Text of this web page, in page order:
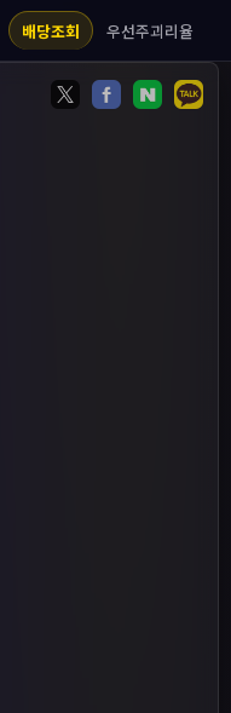
배당조회 우선주괴리율